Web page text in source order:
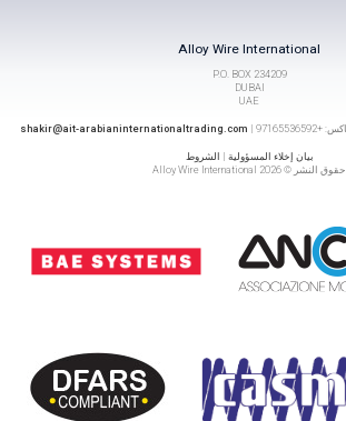
Alloy Wire International
P.O. BOX 234209
DUBAI
UAE
shakir@ait-arabianinternationaltrading.com
بيان إخلاء المسؤولية | الشروط
حقوق النشر © 2026 Alloy Wire International